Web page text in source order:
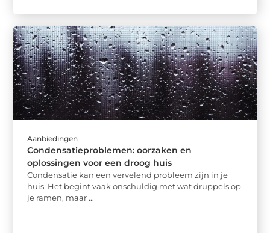
Aanbiedingen
Condensatieproblemen: oorzaken en
oplossingen voor een droog huis
Condensatie kan een vervelend probleem zijn in je
huis. Het begint vaak onschuldig met wat druppels op
je ramen, maar ...